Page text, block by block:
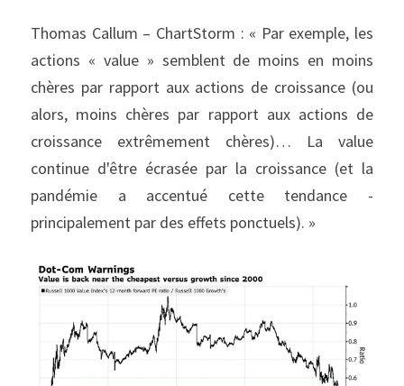
Thomas Callum – ChartStorm : « Par exemple, les
actions « value » semblent de moins en moins
chères par rapport aux actions de croissance (ou
alors, moins chères par rapport aux actions de
croissance extrêmement chères)… La value
continue d'être écrasée par la croissance (et la
pandémie a accentué cette tendance -
principalement par des effets ponctuels). »